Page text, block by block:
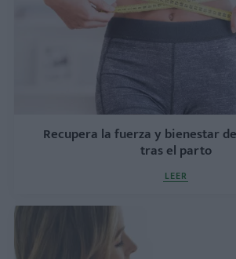
Recupera la fuerza y bienestar
tras el parto
LEER